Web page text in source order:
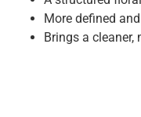
More defined
Brings a